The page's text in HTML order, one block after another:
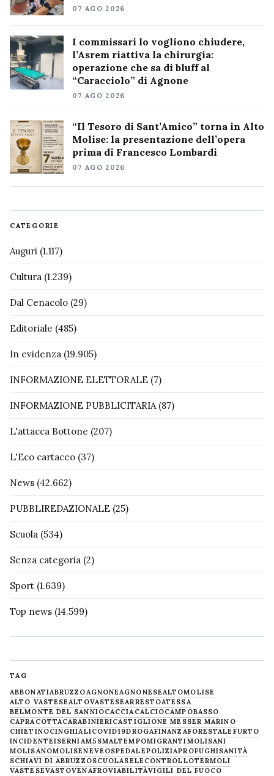
07 AGO 2026
I commissari lo vogliono chiudere,
l’Asrem riattiva la chirurgia:
operazione che sa di bluff al
“Caracciolo” di Agnone
07 AGO 2026
“Il Tesoro di Sant’Amico” torna in Alto
Molise: la presentazione dell’opera
prima di Francesco Lombardi
07 AGO 2026
CATEGORIE
Auguri (1.117)
Cultura (1.239)
Dal Cenacolo (29)
Editoriale (485)
In evidenza (19.905)
INFORMAZIONE ELETTORALE (7)
INFORMAZIONE PUBBLICITARIA(87)
L'attacca Bottone (207)
L'Eco cartaceo (37)
News (42.662)
PUBBLIREDAZIONALE (25)
Scuola (534)
Senza categoria (2)
Sport (1.639)
Top news (14.599)
TAG
ABBONATIABRUZZOAGNONEAGNONESEALTOMOLISE
ALTO VASTESEALTOVASTESEARRESTOATESSA
BELMONTE DEL SANNIOCACCIACALCIOCAMPOBASSO
CAPRACOTTACARABINIERICASTIGLIONE MESSER MARINO
CHIETINOCINGHIALICOVID19DROGAFINANZAFORESTALE FURTO
INCIDENTEISERNIAM5SMALTEMPOMIGRANTIMOLISANI
MOLISANOMOLISENEVE OSPEDALEPOLIZIAPROFUGHISANITÀ
SCHIAVI DI ABRUZZOSCUOLASELECONTROLLOTERMOLI
VASTESEVASTOVENAFROVIABILITÀVIGILI DEL FUOCO